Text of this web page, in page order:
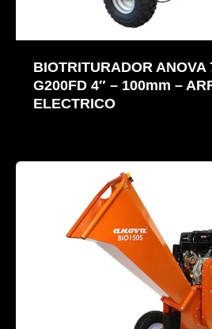
BIOTRITURADOR ANOVA
G200FD 4″ – 100mm –
ELECTRICO